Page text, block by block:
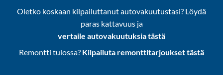
Oletko koskaan kilpailuttanut autovakuutustasi? Löydä
paras kattavuus ja
vertaile autovakuutuksia tästä
Remontti tulossa? Kilpailuta remonttitarjoukset tästä